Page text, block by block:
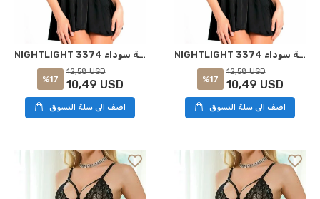
NIGHTLIGHT 3374 مجموعة جنسية سوداء S
%17
12,58 USD
10,49 USD
اضف الى سلة التسوق
NIGHTLIGHT 3374 مجموعة جنسية سوداء
%17
12,58 USD
10,49 USD
اضف الى سلة التسوق